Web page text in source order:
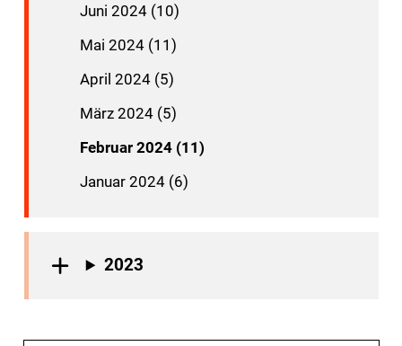
Juni 2024 (10)
Mai 2024 (11)
April 2024 (5)
März 2024 (5)
Februar 2024 (11)
Januar 2024 (6)
2023